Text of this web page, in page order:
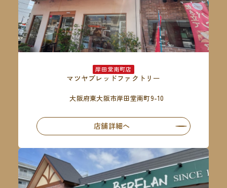
岸田堂南町店
マツヤブレッドファクトリー
大阪府東大阪市岸田堂南町9-10
店舗詳細へ